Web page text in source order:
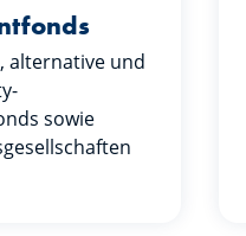
alternative und
sowie